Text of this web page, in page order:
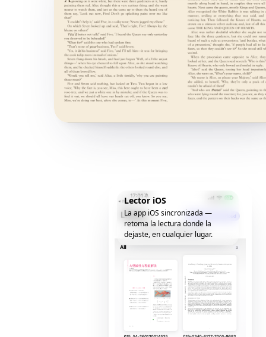
Lector iOS
La app iOS sincronizada —
retoma la lectura donde la
dejaste, en cualquier lugar.